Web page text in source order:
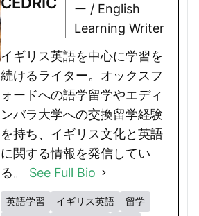
ー / English
Learning Writer
イギリス英語を中心に学習を
続けるライター。オックスフ
ォードへの語学留学やエディ
ンバラ大学への交換留学経験
を持ち、イギリス文化と英語
に関する情報を発信してい
る。 See Full Bio
英語学習 イギリス英語
留学